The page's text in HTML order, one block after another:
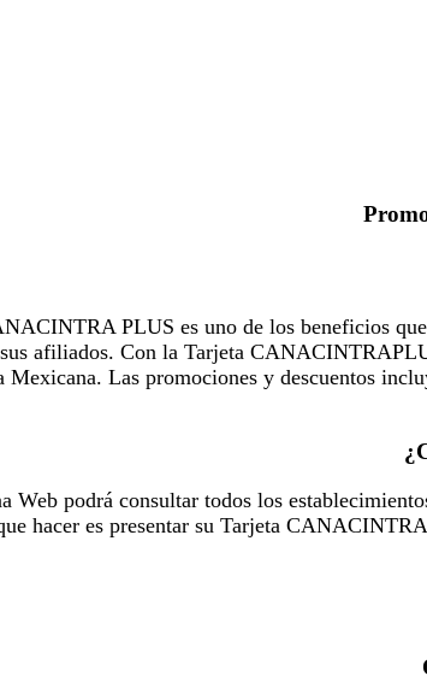
PLUS es uno de los beneficios
afiliados. Con la Tarjeta
Mexicana. Las promociones y descuentos
Web podrá consultar todos los
hacer es presentar su Tarjeta